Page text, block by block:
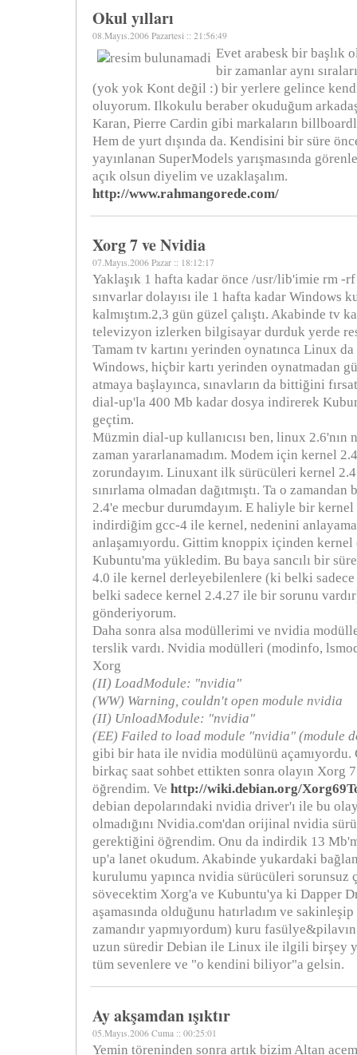
Okul yılları
08.Mayıs.2006 Pazartesi :: 21:56:49
Evet arabesk bir başlık
bir zamanlar aynı
(yok yok Kont değil :) bir yerlere gelince
oluyorum. Ilkokulu beraber okuduğum
Karan, Pierre Cardin gibi markaların
Hem de yurt dışında da. Kendisini bir süre
yayınlanan SuperModels yarışmasında
açık olsun diyelim ve uzaklaşalım.
http://www.rahmangorede.com/
Xorg 7 ve Nvidia
07.Mayıs.2006 Pazar :: 18:12:17
Yaklaşık 1 hafta kadar önce /usr/lib'imie rm -
sınvarlar dolayısı ile 1 hafta kadar Windows
kalmıştım.2,3 gün güzel çalıştı. Akabinde tv
televizyon izlerken bilgisayar durduk yerde
Tamam tv kartını yerinden oynatınca Linux
Windows, hiçbir kartı yerinden oynatmadan
atmaya başlayınca, sınavların da bittiğini
dial-up'la 400 Mb kadar dosya indirerek
geçtim.
Müzmin dial-up kullanıcısı ben, linux
zaman yararlanamadım. Modem için kernel
zorundayım. Linuxant ilk sürücüleri kernel
sınırlama olmadan dağıtmıştı. Ta o
2.4'e mecbur durumdayım. E haliyle bir
indirdiğim gcc-4 ile kernel, nedenini
anlaşamıyordu. Gittim knoppix içinden kernel
Kubuntu'ma yükledim. Bu baya sancılı bir
4.0 ile kernel derleyebilenlere (ki belki
belki sadece kernel 2.4.27 ile bir sorunu
gönderiyorum.
Daha sonra alsa modüllerimi ve nvidia
terslik vardı. Nvidia modülleri (modinfo,
Xorg
(II) LoadModule: "nvidia"
(WW) Warning, couldn't open module nvidia
(II) UnloadModule: "nvidia"
(EE) Failed to load module "nvidia" (module
gibi bir hata ile nvidia modülünü açamıyordu.
birkaç saat sohbet ettikten sonra olayın Xorg
öğrendim. Ve http://wiki.debian.org/
debian depolarındaki nvidia driver'ı ile bu
olmadığını Nvidia.com'dan orijinal nvidia
gerektiğini öğrendim. Onu da indirdik 13
up'a lanet okudum. Akabinde yukardaki
kurulumu yapınca nvidia sürücüleri sorunsuz
sövecektim Xorg'a ve Kubuntu'ya ki Dapper
aşamasında olduğunu hatırladım ve
zamandır yapmıyordum) kuru fasülye&pilavın
uzun süredir Debian ile Linux ile ilgili birşey
tüm sevenlere ve "o kendini biliyor"a gelsin.
Ay akşamdan ışıktır
05.Mayıs.2006 Cuma :: 00:25:01
Yemin töreninden sonra artık bizim Altan